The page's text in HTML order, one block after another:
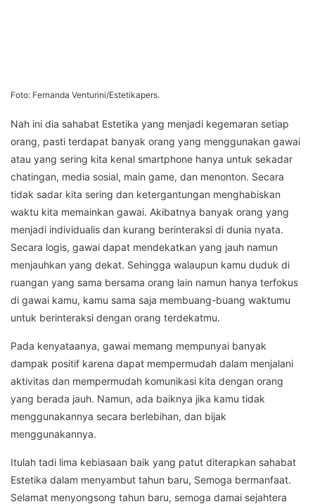
Foto: Fernanda Venturini/Estetikapers.
Nah ini dia sahabat Estetika yang menjadi kegemaran setiap
orang, pasti terdapat banyak orang yang menggunakan gawai
atau yang sering kita kenal smartphone hanya untuk sekadar
chatingan, media sosial, main game, dan menonton. Secara
tidak sadar kita sering dan ketergantungan menghabiskan
waktu kita memainkan gawai. Akibatnya banyak orang yang
menjadi individualis dan kurang berinteraksi di dunia nyata.
Secara logis, gawai dapat mendekatkan yang jauh namun
menjauhkan yang dekat. Sehingga walaupun kamu duduk di
ruangan yang sama bersama orang lain namun hanya terfokus
di gawai kamu, kamu sama saja membuang-buang waktumu
untuk berinteraksi dengan orang terdekatmu.
Pada kenyataanya, gawai memang mempunyai banyak
dampak positif karena dapat mempermudah dalam menjalani
aktivitas dan mempermudah komunikasi kita dengan orang
yang berada jauh. Namun, ada baiknya jika kamu tidak
menggunakannya secara berlebihan, dan bijak
menggunakannya.
Itulah tadi lima kebiasaan baik yang patut diterapkan sahabat
Estetika dalam menyambut tahun baru, Semoga bermanfaat.
Selamat menyongsong tahun baru, semoga damai sejahtera